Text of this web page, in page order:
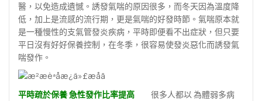
醫，以免造成遺憾。誘發氣喘的原因很多，而冬天因為溫度降
低，加上是流感的流行期，更是氣喘的好發時節。氣喘原本就
是一種慢性的支氣管發炎疾病，平時即便看不出症狀，但只要
平日沒有好好保養控制，在冬季，很容易使發炎惡化而誘發氣
喘發作。
平時疏於保養 急性發作比率提高 很多人都以 為體弱多病